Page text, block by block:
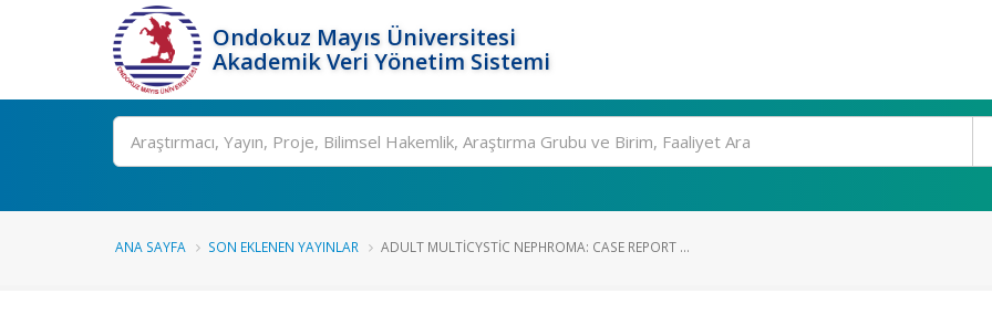
Ondokuz Mayıs Üniversitesi
Akademik Veri Yönetim Sistemi
Ara
ANA SAYFA SON EKLENEN YAYINLAR ADULT MULTICYSTIC NEPHROMA: CASE REPORT ...